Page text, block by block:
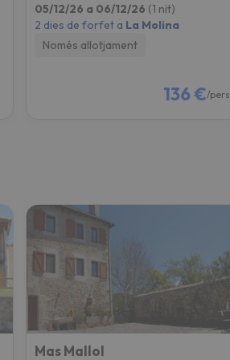
05/12/26 a 06/12/26 (1 nit)
2 dies de forfet a La Molina
Només allotjament
136 €/pers.
Mas Mallol